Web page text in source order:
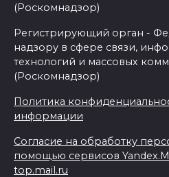
(Роскомнадзор)
Регистрирующий орган -
надзору в сфере связи,
технологий и массовых
(Роскомнадзор)
Политика
информации
Согласие на обработку
помощью сервисов
top.mail.ru